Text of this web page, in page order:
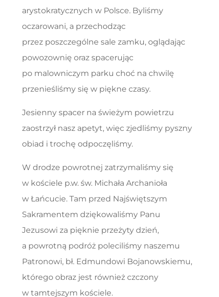
arystokratycznych w Polsce. Byliśmy
oczarowani, a przechodząc
przez poszczególne sale zamku, oglądając
powozownię oraz spacerując
po malowniczym parku choć na chwilę
przenieśliśmy się w piękne czasy.
Jesienny spacer na świeżym powietrzu
zaostrzył nasz apetyt, więc zjedliśmy pyszny
obiad i trochę odpoczęliśmy.
W drodze powrotnej zatrzymaliśmy się
w kościele p.w. św. Michała Archanioła
w Łańcucie. Tam przed Najświętszym
Sakramentem dziękowaliśmy Panu
Jezusowi za pięknie przeżyty dzień,
a powrotną podróż poleciliśmy naszemu
Patronowi, bł. Edmundowi Bojanowskiemu,
którego obraz jest również czczony
w tamtejszym kościele.